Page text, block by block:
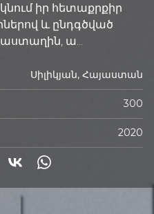
իր հետաքրքիր
և ընդգծված
ա...
Սիլիկյան, Հայաստան
300
2020